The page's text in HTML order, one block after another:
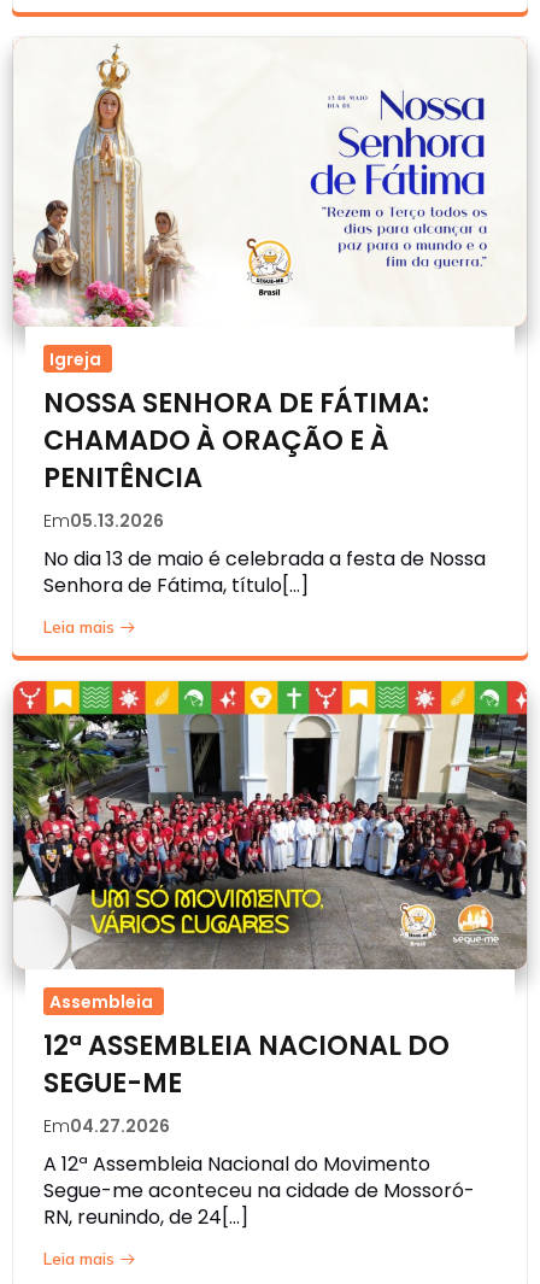
Igreja
NOSSA SENHORA DE FÁTIMA:
CHAMADO À ORAÇÃO E À
PENITÊNCIA
Em05.13.2026
No dia 13 de maio é celebrada a festa de Nossa
Senhora de Fátima, título[…]
Leia mais
Assembleia
12ª ASSEMBLEIA NACIONAL DO
SEGUE-ME
Em04.27.2026
A 12ª Assembleia Nacional do Movimento
Segue-me aconteceu na cidade de Mossoró-
RN, reunindo, de 24[…]
Leia mais